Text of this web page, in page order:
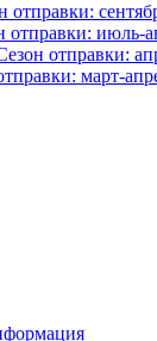
отправки:
отправки: июль-
отправки:
март-